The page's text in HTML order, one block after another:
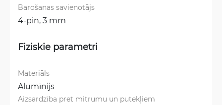
Barošanas savienotājs
4-pin, 3 mm
Fiziskie parametri
Materiāls
Alumīnijs
Aizsardzība pret mitrumu un putekļiem